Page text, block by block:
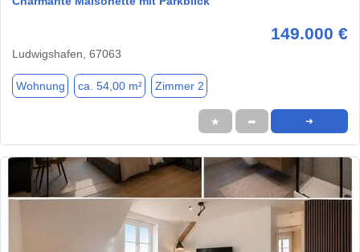
149.000 €
Ludwigshafen, 67063
Wohnung ca. 54,00 m² Zimmer 2
★ ➦ ➜